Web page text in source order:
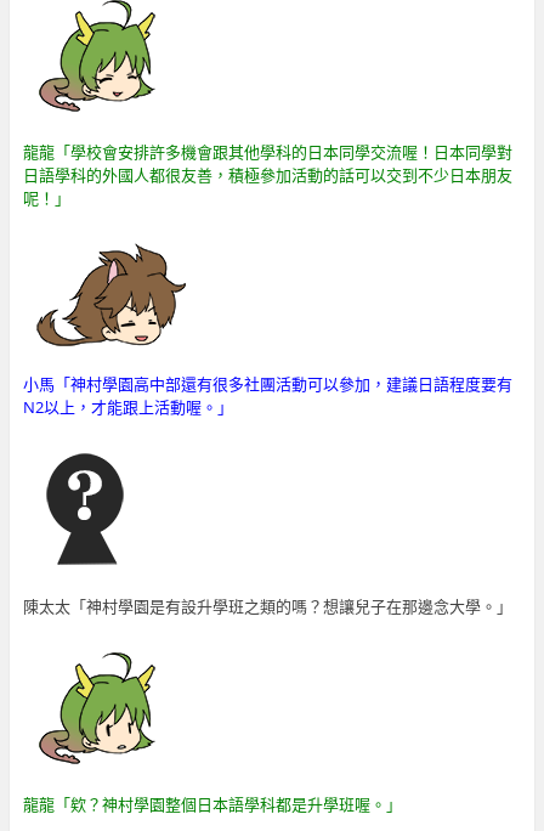
龍龍「學校會安排許多機會跟其他學科的日本同學交流喔！日本同學對
日語學科的外國人都很友善，積極參加活動的話可以交到不少日本朋友
呢！」
小馬「神村學園高中部還有很多社團活動可以參加，建議日語程度要有
N2以上，才能跟上活動喔。 」
陳太太「神村學園是有設升學班之類的嗎？想讓兒子在那邊念大學。」
龍龍「欸？神村學園整個日本語學科都是升學班喔。」